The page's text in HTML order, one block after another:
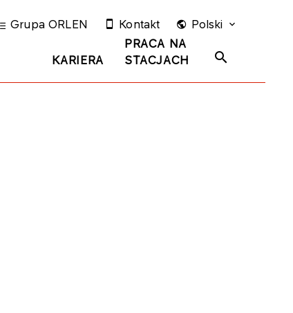
KARIERA
PRACA NA
STACJACH
Grupa ORLEN Kontakt Polski